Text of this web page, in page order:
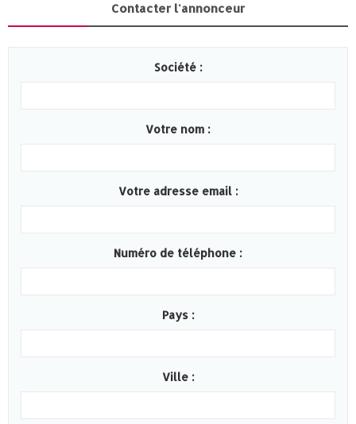
Contacter l'annonceur
Société :
Votre nom :
Votre adresse email :
Numéro de téléphone :
Pays :
Ville :